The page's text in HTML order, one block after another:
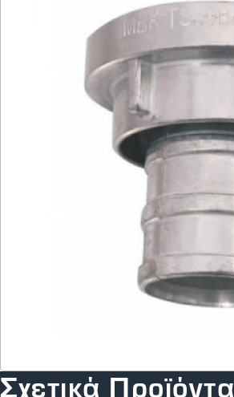
Σχετικά Προϊόντα